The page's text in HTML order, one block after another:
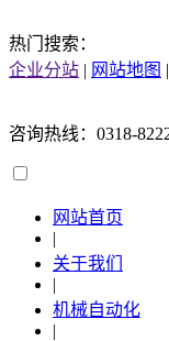
热门搜索：
企业分站 | 网站地图 |
咨询热线：0318-
网站首页
|
关于我们
|
机械自动化
|